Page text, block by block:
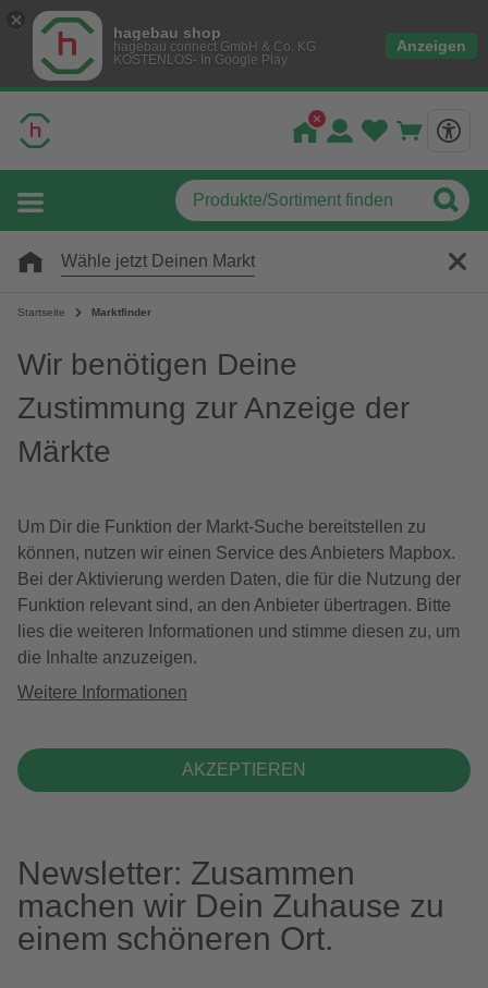
hagebau shop
hagebau connect GmbH & Co. KG
KOSTENLOS- In Google Play
Anzeigen
Wähle jetzt Deinen Markt
Startseite Marktfinder
Wir benötigen Deine
Zustimmung zur Anzeige der
Märkte
Um Dir die Funktion der Markt-Suche bereitstellen zu
können, nutzen wir einen Service des Anbieters Mapbox.
Bei der Aktivierung werden Daten, die für die Nutzung der
Funktion relevant sind, an den Anbieter übertragen. Bitte
lies die weiteren Informationen und stimme diesen zu, um
die Inhalte anzuzeigen.
Weitere Informationen
AKZEPTIEREN
Newsletter: Zusammen
machen wir Dein Zuhause zu
einem schöneren Ort.